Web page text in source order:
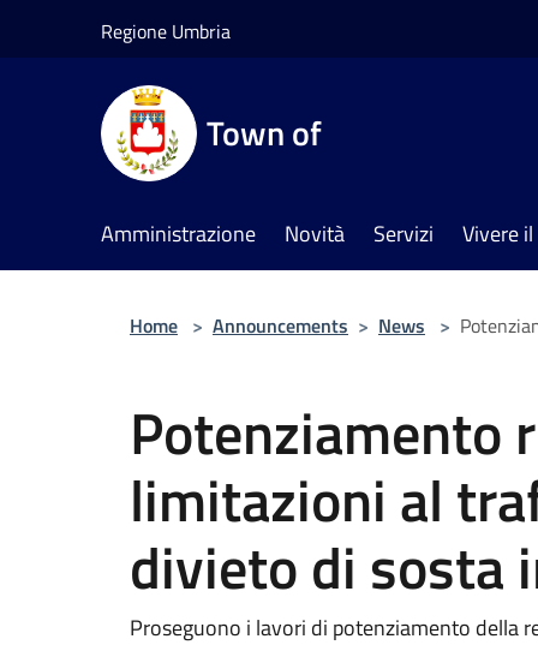
Regione Umbria
Town of
Amministrazione Novità Servizi Vivere
Home > Announcements > News >
Potenziamento
limitazioni al
divieto di sosta
Proseguono i lavori di potenziamento della